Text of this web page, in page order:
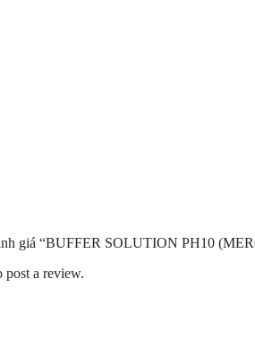
giá “BUFFER SOLUTION PH10
post a review.